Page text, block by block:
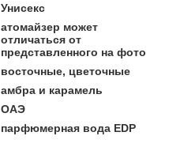
Унисекс
атомайзер может
отличаться от
представленного на фото
восточные, цветочные
амбра и карамель
ОАЭ
парфюмерная вода EDP